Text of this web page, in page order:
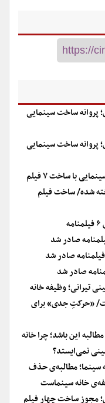
پروانه ساخت سینمایی
پروانه ساخت سینمایی
با ساخت ۷ فیلم‌
شده/ ساخت فیلم
صادر شد
صادر شد
تیرانی؛ وظیفه خانه
«حرکتِ جدی» برای
این باشد؛ چرا خانه
نمی‌ایستد؟
سینما؛ مطالبه‌ی حذف
خانه سینماست
مجوز ساخت چهار فیلم